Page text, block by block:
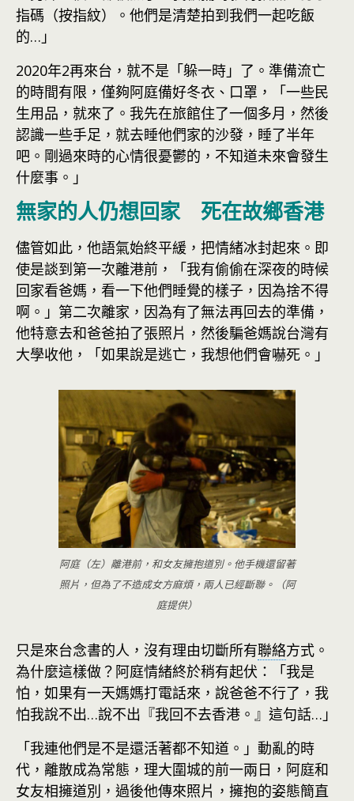
指碼（按指紋）。他們是清楚拍到我們一起吃飯
的…」
2020年2再來台，就不是「躲一時」了。準備流亡
的時間有限，僅夠阿庭備好冬衣、口罩，「一些民
生用品，就來了。我先在旅館住了一個多月，然後
認識一些手足，就去睡他們家的沙發，睡了半年
吧。剛過來時的心情很憂鬱的，不知道未來會發生
什麼事。」
無家的人仍想回家 死在故鄉香港
儘管如此，他語氣始終平緩，把情緒冰封起來。即
使是談到第一次離港前，「我有偷偷在深夜的時候
回家看爸媽，看一下他們睡覺的樣子，因為捨不得
啊。」第二次離家，因為有了無法再回去的準備，
他特意去和爸爸拍了張照片，然後騙爸媽說台灣有
大學收他，「如果說是逃亡，我想他們會嚇死。」
阿庭（左）離港前，和女友擁抱道別。他手機還留著
照片，但為了不造成女方麻煩，兩人已經斷聯。（阿
庭提供）
只是來台念書的人，沒有理由切斷所有聯絡方式。
為什麼這樣做？阿庭情緒終於稍有起伏：「我是
怕，如果有一天媽媽打電話來，說爸爸不行了，我
怕我說不出…說不出『我回不去香港。』這句話…」
「我連他們是不是還活著都不知道。」動亂的時
代，離散成為常態，理大圍城的前一兩日，阿庭和
女友相擁道別，過後他傳來照片，擁抱的姿態簡直